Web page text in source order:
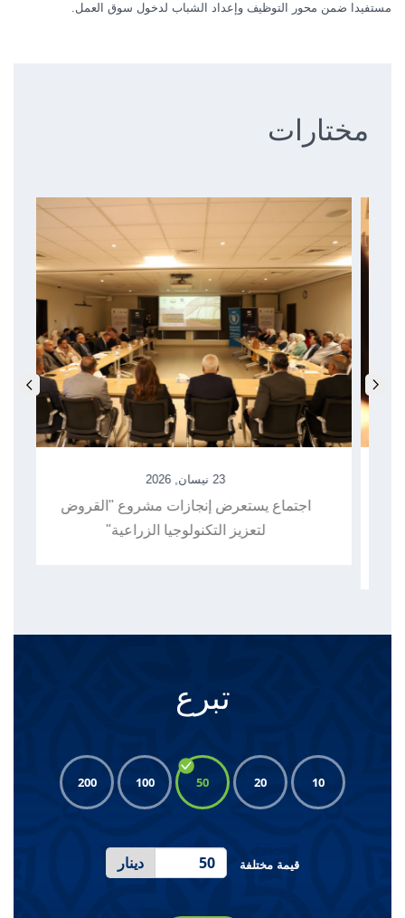
مستفيدا ضمن محور التوظيف وإعداد الشباب لدخول سوق العمل.
مختارات
اجتماع يستعرض إنجازات مشروع "القروض
لتعزيز التكنولوجيا الزراعية"
تبرع
10
20
50
100
200
قيمة مختلفة دينار